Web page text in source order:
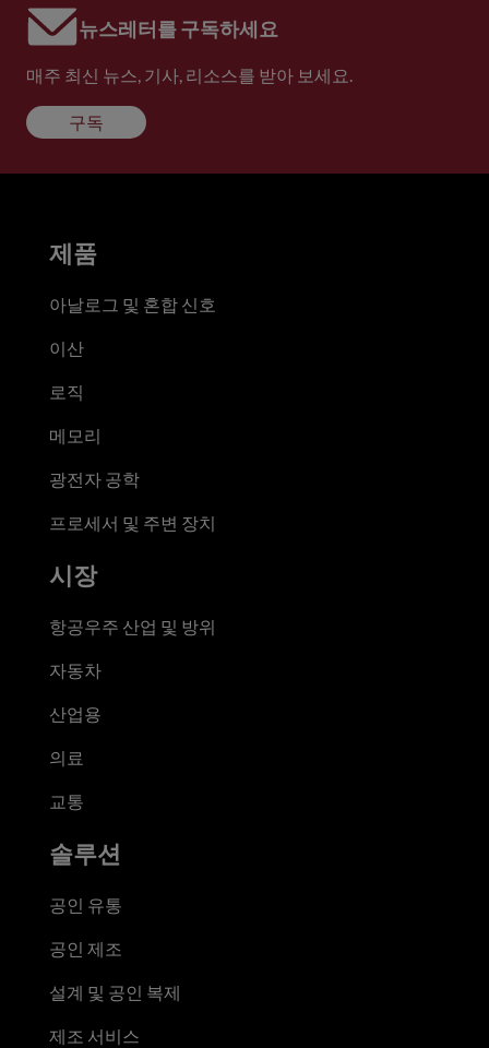
뉴스레터를 구독하세요
매주 최신 뉴스, 기사, 리소스를 받아 보세요.
구독
제품
아날로그 및 혼합 신호
이산
로직
메모리
광전자 공학
프로세서 및 주변 장치
시장
항공우주 산업 및 방위
자동차
산업용
의료
교통
솔루션
공인 유통
공인 제조
설계 및 공인 복제
제조 서비스